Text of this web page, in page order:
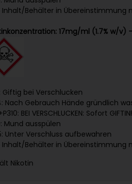
Inhalt/Behälter in
17mg/ml (1.7% w/
Giftig bei Verschlucken
Nach Gebrauch Hände gründlich
BEI VERSCHLUCKEN: Sofort
Mund ausspülen
Unter Verschluss aufbewahren
Inhalt/Behälter in
Nikotin